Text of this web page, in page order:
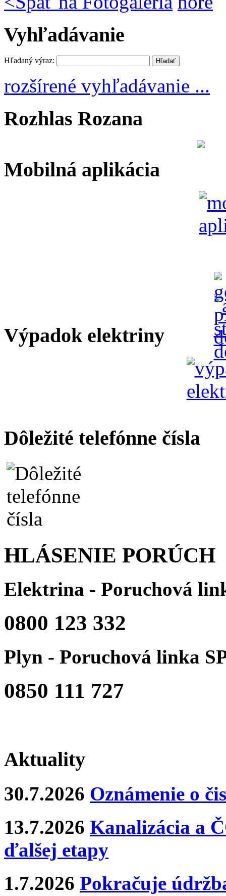
Vyhľadávanie
Hľadaný výraz:
rozšírené vyhľadávanie ...
Rozhlas Rozana
Mobilná aplikácia
Výpadok elektriny
Dôležité telefónne čísla
HLÁSENIE PORÚCH
Elektrina - Poruchová
0800 123 332
Plyn - Poruchová linka
0850 111 727
Aktuality
30.7.2026 Oznámenie o
13.7.2026 Kanalizácia a
ďalšej etapy
1.7.2026 Pokračuje